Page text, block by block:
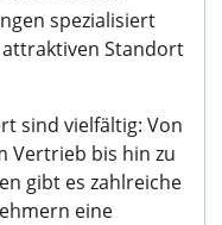
spezialisiert
attraktiven Standort
sind vielfältig: Von
Vertrieb bis hin zu
gibt es zahlreiche
eine